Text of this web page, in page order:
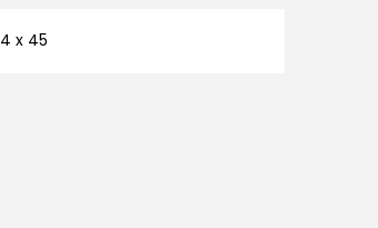
4 x 45